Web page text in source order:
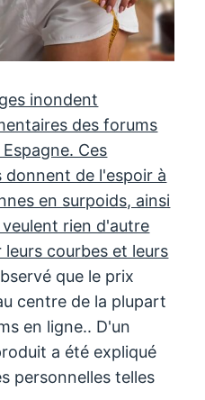
inondent
des forums
Ces
de l'espoir à
en surpoids, ainsi
rien d'autre
courbes et leurs
que le prix
centre de la plupart
en ligne.. D'un
a été expliqué
personnelles telles